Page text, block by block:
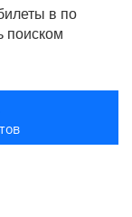
в по
поиском